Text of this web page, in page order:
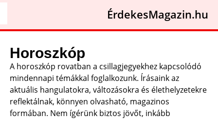
ÉrdekesMagazin.hu
Horoszkóp
A horoszkóp rovatban a csillagjegyekhez kapcsolódó
mindennapi témákkal foglalkozunk. Írásaink az
aktuális hangulatokra, változásokra és élethelyzetekre
reflektálnak, könnyen olvasható, magazinos
formában. Nem ígérünk biztos jövőt, inkább